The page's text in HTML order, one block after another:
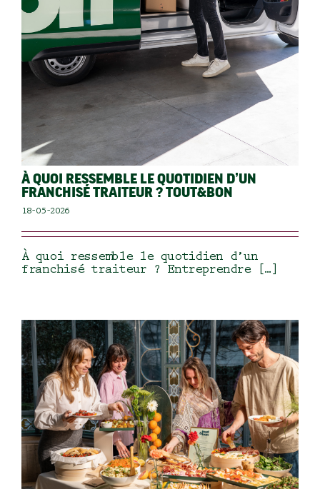
À QUOI RESSEMBLE LE QUOTIDIEN D’UN
FRANCHISÉ TRAITEUR ? TOUT&BON
18-05-2026
À quoi ressemble le quotidien d’un
franchisé traiteur ? Entreprendre […]